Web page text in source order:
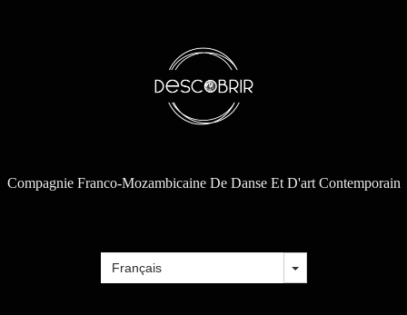
Compagnie Franco-Mozambicaine De Danse Et D'art Contemporain